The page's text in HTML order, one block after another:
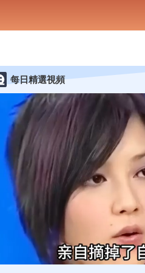
每日精選視頻